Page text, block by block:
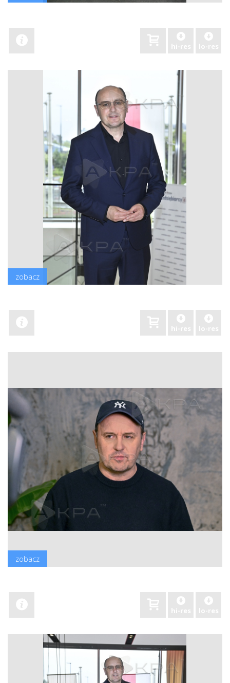
hi-res lo-res
zobacz
hi-res lo-res
zobacz
hi-res lo-res